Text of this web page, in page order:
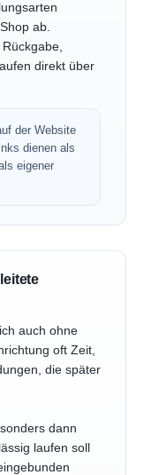
ab.
Rückgabe,
direkt über
der Website
dienen als
eigener
auch ohne
oft Zeit,
die später
dann
laufen soll